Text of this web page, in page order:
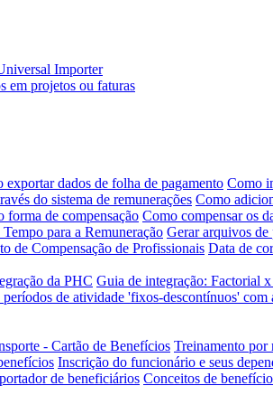
Importer
em projetos ou faturas
exportar dados de folha de pagamento Como
do sistema de remunerações Como
de compensação Como compensar os
para a Remuneração Gerar arquivos de
de Compensação de Profissionais Data de
da PHC Guia de integração: Factorial
períodos de atividade 'fixos-descontínuos' com
- Cartão de Benefícios Treinamento por
Inscrição do funcionário e seus
de beneficiários Conceitos de